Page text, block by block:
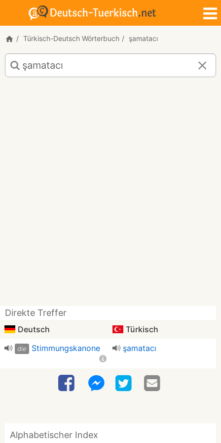
Türkisch-Deutsch Wörterbuch şamatacı
Türkisch-
Deutsch
Übersetzung
Direkte Treffer
Deutsch Türkisch
die Stimmungskanone şamatacı
Alphabetischer Index